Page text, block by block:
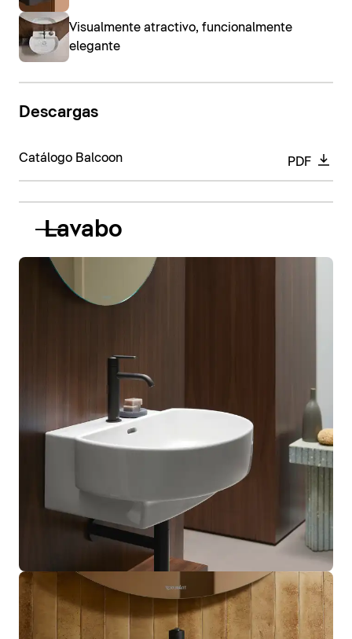
Visualmente atractivo, funcionalmente
elegante
Descargas
Catálogo Balcoon PDF
Lavabo